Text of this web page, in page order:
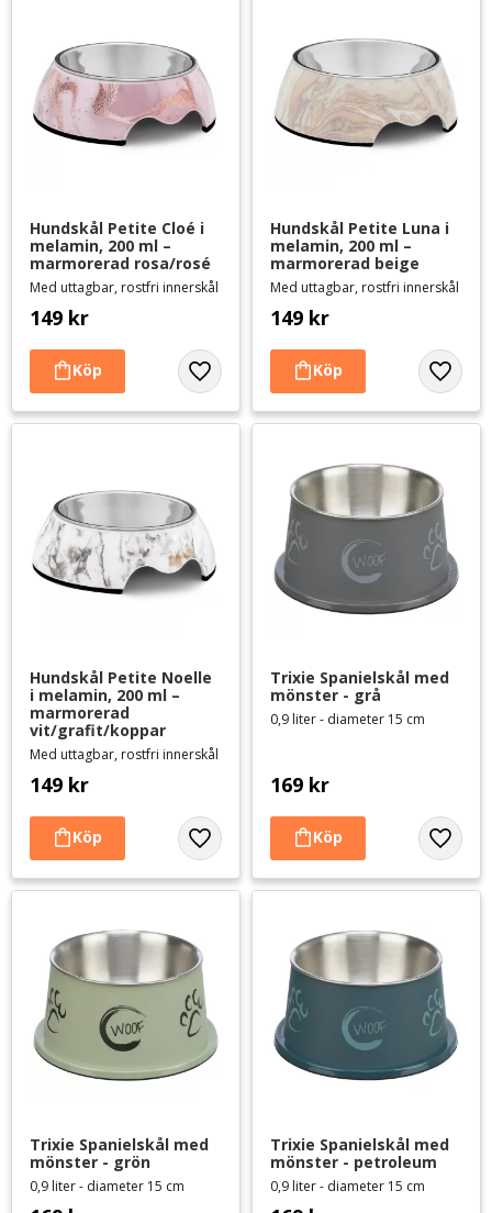
Hundskål Petite Cloé i
melamin, 200 ml –
marmorerad rosa/rosé
Med uttagbar, rostfri innerskål
149 kr
Lägg till i favoriter
Hundskål Petite Luna i
melamin, 200 ml –
marmorerad beige
Med uttagbar, rostfri innerskål
149 kr
Lägg
Hundskål Petite Noelle
i melamin, 200 ml –
marmorerad
vit/grafit/koppar
Med uttagbar, rostfri innerskål
149 kr
Lägg till i favoriter
Trixie Spanielskål med
mönster - grå
0,9 liter - diameter 15 cm
169 kr
Lägg
Trixie Spanielskål med
mönster - grön
0,9 liter - diameter 15 cm
Trixie Spanielskål med
mönster - petroleum
0,9 liter - diameter 15 cm